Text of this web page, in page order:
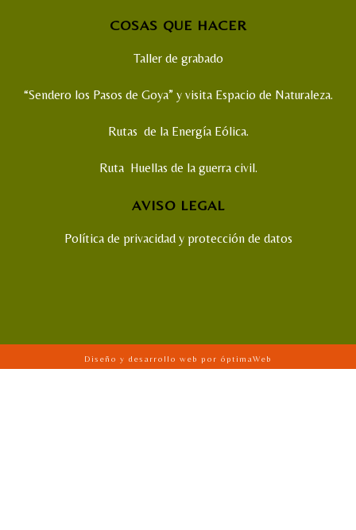
COSAS QUE HACER
Taller de grabado
“Sendero los Pasos de Goya” y visita Espacio de Naturaleza.
Rutas de la Energía Eólica.
Ruta Huellas de la guerra civil.
AVISO LEGAL
Política de privacidad y protección de datos
Diseño y desarrollo web por óptimaWeb